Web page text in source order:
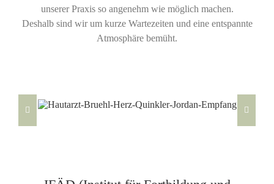
unserer Praxis so angenehm wie möglich machen.
Deshalb sind wir um kurze Wartezeiten und eine entspannte
Atmosphäre bemüht.